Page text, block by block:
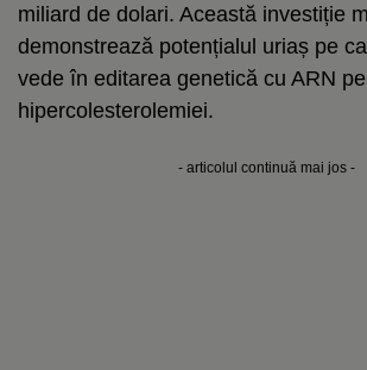
miliard de dolari. Această investiție
demonstrează potențialul uriaș pe
vede în editarea genetică cu ARN
hipercolesterolemiei.
- articolul continuă mai jos -